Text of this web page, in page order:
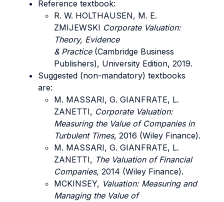
Reference textbook:
R. W. HOLTHAUSEN, M. E.
ZMIJEWSKI Corporate Valuation:
Theory, Evidence
& Practice (Cambridge Business
Publishers), University Edition, 2019.
Suggested (non-mandatory) textbooks
are:
M. MASSARI, G. GIANFRATE, L.
ZANETTI, Corporate Valuation:
Measuring the Value of Companies in
Turbulent Times, 2016 (Wiley Finance).
M. MASSARI, G. GIANFRATE, L.
ZANETTI, The Valuation of Financial
Companies, 2014 (Wiley Finance).
MCKINSEY, Valuation: Measuring and
Managing the Value of